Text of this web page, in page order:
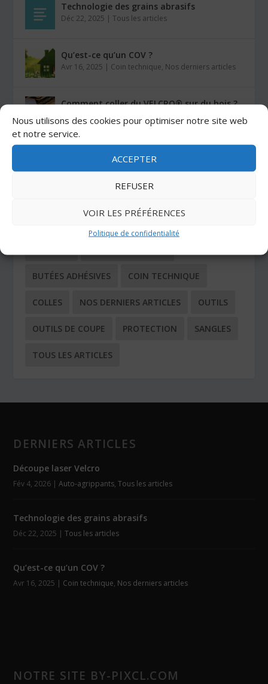
Nous utilisons des cookies pour optimiser notre site web
et notre service.
ACCEPTER
REFUSER
VOIR LES PRÉFÉRENCES
Politique de confidentialité
Technologie des grains abrasifs
Déc 22, 2025 |Tous les articles
Qu’est-ce qu’un COV ?
Avr 16, 2025 | Coin technique, Nos derniers articles
Comment coller du VELCRO® sur du bois ?
Mar 26, 2025|
Colles
CATÉGORIES
BUTÉES ADHÉSIVES COIN TECHNIQUE
COLLES NOS DERNIERS ARTICLES OUTILS
OUTILS DE COUPE PROTECTION SANGLES
TOUS LES ARTICLES
DERNIERS ARTICLES
Découpe laser Velcro
Fév 4, 2026 |Auto-agrippants,Tous les articles
Technologie des grains abrasifs
Déc 22, 2025 |Tous les articles
Qu’est-ce qu’un COV ?
Avr 16, 2025 | Coin technique, Nos derniers articles
NOTRE SITE BY-PIXCL.COM